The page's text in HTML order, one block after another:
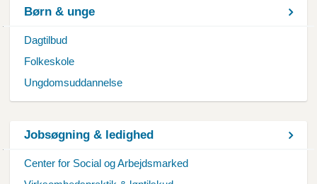
Børn & unge
Dagtilbud
Folkeskole
Ungdomsuddannelse
Jobsøgning & ledighed
Center for Social og Arbejdsmarked